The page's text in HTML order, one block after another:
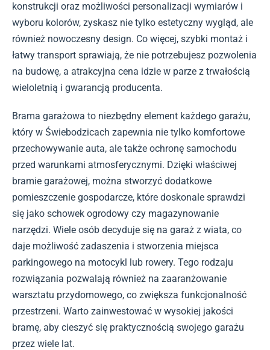
konstrukcji oraz możliwości personalizacji wymiarów i
wyboru kolorów, zyskasz nie tylko estetyczny wygląd, ale
również nowoczesny design. Co więcej, szybki montaż i
łatwy transport sprawiają, że nie potrzebujesz pozwolenia
na budowę, a atrakcyjna cena idzie w parze z trwałością
wieloletnią i gwarancją producenta.
Brama garażowa to niezbędny element każdego garażu,
który w Świebodzicach zapewnia nie tylko komfortowe
przechowywanie auta, ale także ochronę samochodu
przed warunkami atmosferycznymi. Dzięki właściwej
bramie garażowej, można stworzyć dodatkowe
pomieszczenie gospodarcze, które doskonale sprawdzi
się jako schowek ogrodowy czy magazynowanie
narzędzi. Wiele osób decyduje się na garaż z wiata, co
daje możliwość zadaszenia i stworzenia miejsca
parkingowego na motocykl lub rowery. Tego rodzaju
rozwiązania pozwalają również na zaaranżowanie
warsztatu przydomowego, co zwiększa funkcjonalność
przestrzeni. Warto zainwestować w wysokiej jakości
bramę, aby cieszyć się praktycznością swojego garażu
przez wiele lat.